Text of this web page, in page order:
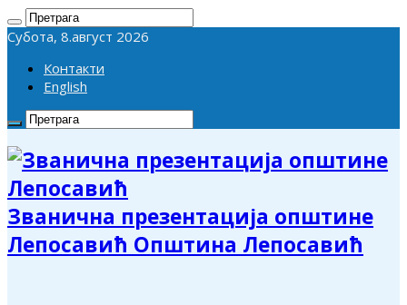
Субота, 8.август 2026
Контакти
English
Званична презентација општине
Лепосавић Општина Лепосавић